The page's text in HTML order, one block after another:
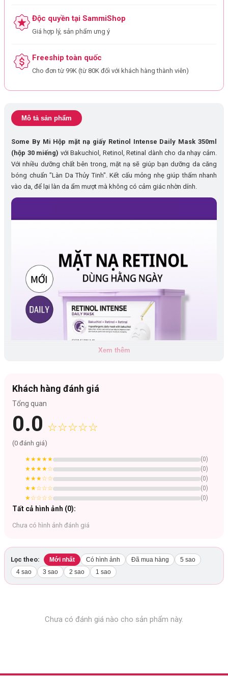
Độc quyền tại SammiShop
Giá hợp lý, sản phẩm ưng ý
Freeship toàn quốc
Cho đơn từ 99K (từ 80K đối với khách hàng thành viên)
Mô tả sản phẩm
Some By Mi Hộp mặt nạ giấy Retinol Intense Daily Mask 350ml
(hộp 30 miếng) với Bakuchiol, Retinol, Retinal dành cho da nhạy cảm.
Với nhiều dưỡng chất bên trong, mặt nạ sẽ giúp bạn dưỡng da căng
bóng chuẩn "Làn Da Thủy Tinh". Kết cấu mỏng nhẹ giúp thấm nhanh
vào da, để lại làn da ẩm mượt mà không có cảm giác nhờn dính.
Loại da phù hợp:
Phù hợp với mọi loại da
Công dụng:
Thu nhỏ lỗ chân lông
Cấp ẩm cho da căng bóng chuẩn "Làn Da Thủy Tinh"
Thành phần thuần chay thực vật, không gây kích ứng
Đắp mỗi ngày sẽ giúp gia dưỡng sáng, mờ nếp nhăn
Xem thêm
Khách hàng đánh giá
Tổng quan
0.0 ☆☆☆☆☆
(0 đánh giá)
★★★★★ (0)
★★★★☆ (0)
★★★☆☆ (0)
★★☆☆☆ (0)
★☆☆☆☆ (0)
Tất cả hình ảnh (0):
Chưa có hình ảnh đánh giá
Lọc theo: Mới nhất Có hình ảnh Đã mua hàng
5 sao
4 sao
3 sao 2 sao 1 sao
Chưa có đánh giá nào cho sản phẩm này.